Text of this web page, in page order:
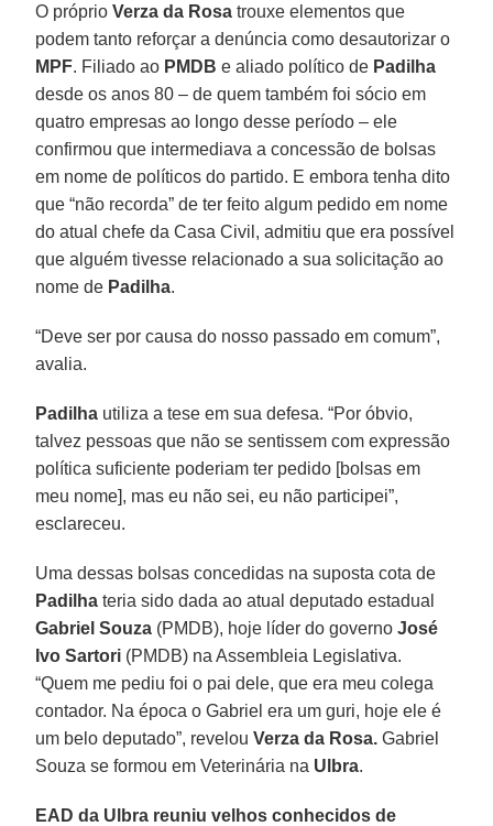
O próprio Verza da Rosa trouxe elementos que
podem tanto reforçar a denúncia como desautorizar o
MPF. Filiado ao PMDB e aliado político de Padilha
desde os anos 80 – de quem também foi sócio em
quatro empresas ao longo desse período – ele
confirmou que intermediava a concessão de bolsas
em nome de políticos do partido. E embora tenha dito
que “não recorda” de ter feito algum pedido em nome
do atual chefe da Casa Civil, admitiu que era possível
que alguém tivesse relacionado a sua solicitação ao
nome de Padilha.
“Deve ser por causa do nosso passado em comum”,
avalia.
Padilha utiliza a tese em sua defesa. “Por óbvio,
talvez pessoas que não se sentissem com expressão
política suficiente poderiam ter pedido [bolsas em
meu nome], mas eu não sei, eu não participei”,
esclareceu.
Uma dessas bolsas concedidas na suposta cota de
Padilha teria sido dada ao atual deputado estadual
Gabriel Souza (PMDB), hoje líder do governo José
Ivo Sartori (PMDB) na Assembleia Legislativa.
“Quem me pediu foi o pai dele, que era meu colega
contador. Na época o Gabriel era um guri, hoje ele é
um belo deputado”, revelouVerza da Rosa. Gabriel
Souza se formou em Veterinária na Ulbra.
EAD da Ulbra reuniu velhos conhecidos de